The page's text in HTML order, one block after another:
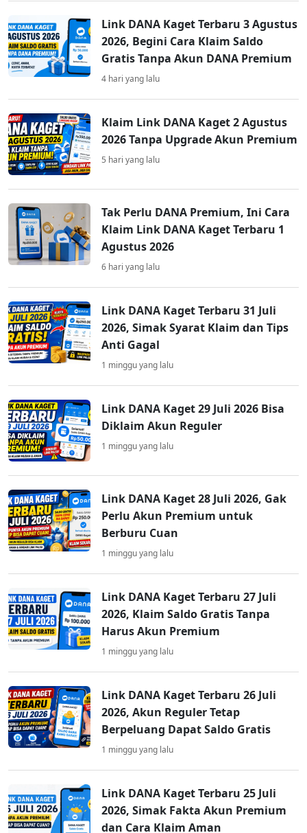
Link DANA Kaget Terbaru 3 Agustus
2026, Begini Cara Klaim Saldo
Gratis Tanpa Akun DANA Premium
4 hari yang lalu
Klaim Link DANA Kaget 2 Agustus
2026 Tanpa Upgrade Akun Premium
5 hari yang lalu
Tak Perlu DANA Premium, Ini Cara
Klaim Link DANA Kaget Terbaru 1
Agustus 2026
6 hari yang lalu
Link DANA Kaget Terbaru 31 Juli
2026, Simak Syarat Klaim dan Tips
Anti Gagal
1 minggu yang lalu
Link DANA Kaget 29 Juli 2026 Bisa
Diklaim Akun Reguler
1 minggu yang lalu
Link DANA Kaget 28 Juli 2026, Gak
Perlu Akun Premium untuk
Berburu Cuan
1 minggu yang lalu
Link DANA Kaget Terbaru 27 Juli
2026, Klaim Saldo Gratis Tanpa
Harus Akun Premium
1 minggu yang lalu
Link DANA Kaget Terbaru 26 Juli
2026, Akun Reguler Tetap
Berpeluang Dapat Saldo Gratis
1 minggu yang lalu
Link DANA Kaget Terbaru 25 Juli
2026, Simak Fakta Akun Premium
dan Cara Klaim Aman